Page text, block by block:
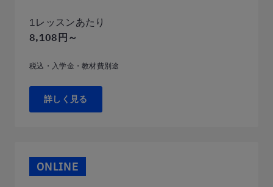
1レッスンあたり
8,108円～
税込・入学金・教材費別途
詳しく見る
ONLINE